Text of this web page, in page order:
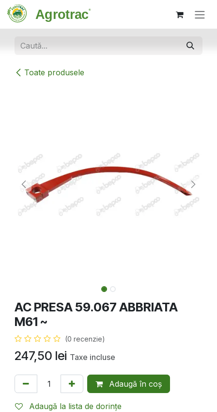
Sari la conținut
Toate produsele
AC PRESA 59.067 ABBRIATA
M61 ~
(0 recenzie)
247,50 lei Taxe incluse
Adaugă în coș
Adaugă la lista de dorințe